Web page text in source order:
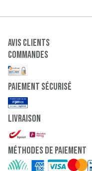
Avis clients
Commandes
paiement sécurisé
Livraison
Méthodes de paiement